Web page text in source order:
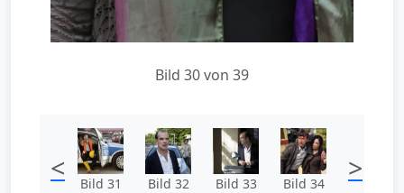
Bild 30 von 39
< Bild 31 Bild 32 Bild 33 Bild 34 >